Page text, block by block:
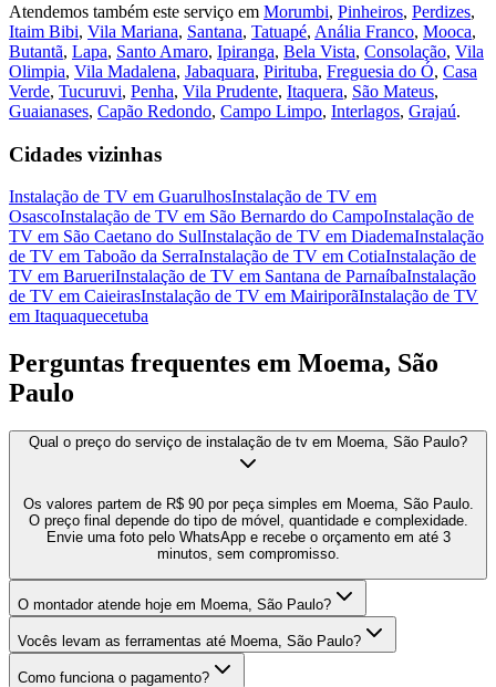
Atendemos também este serviço em Morumbi, Pinheiros, Perdizes,
Itaim Bibi, Vila Mariana, Santana, Tatuapé, Anália Franco, Mooca,
Butantã, Lapa, Santo Amaro, Ipiranga, Bela Vista, Consolação, Vila
Olimpia, Vila Madalena, Jabaquara, Pirituba, Freguesia do Ó, Casa
Verde, Tucuruvi, Penha, Vila Prudente, Itaquera, São Mateus,
Guaianases, Capão Redondo, Campo Limpo, Interlagos, Grajaú.
Cidades vizinhas
Instalação de TV em GuarulhosInstalação de TV em
OsascoInstalação de TV em São Bernardo do CampoInstalação de
TV em São Caetano do SulInstalação de TV em DiademaInstalação
de TV em Taboão da SerraInstalação de TV em CotiaInstalação de
TV em BarueriInstalação de TV em Santana de ParnaíbaInstalação
de TV em CaieirasInstalação de TV em MairiporãInstalação de TV
em Itaquaquecetuba
Perguntas frequentes em Moema, São
Paulo
Qual o preço do serviço de instalação de tv em Moema, São Paulo?
Os valores partem de R$ 90 por peça simples em Moema, São Paulo.
O preço final depende do tipo de móvel, quantidade e complexidade.
Envie uma foto pelo WhatsApp e recebe o orçamento em até 3
minutos, sem compromisso.
O montador atende hoje em Moema, São Paulo?
Vocês levam as ferramentas até Moema, São Paulo?
Como funciona o pagamento?